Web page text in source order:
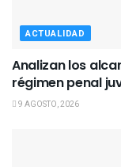
ACTUALIDAD
Analizan los
régimen penal
9 AGOSTO, 2026